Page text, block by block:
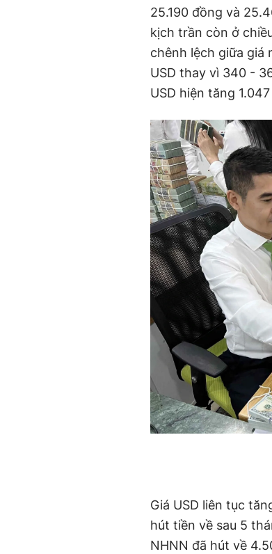
25.190 đồng và
kịch trần còn ở
chênh lệch giữa giá
USD thay vì 340 -
USD hiện tăng
Giá USD liên tục
hút tiền về sau 5
NHNN đã hút về